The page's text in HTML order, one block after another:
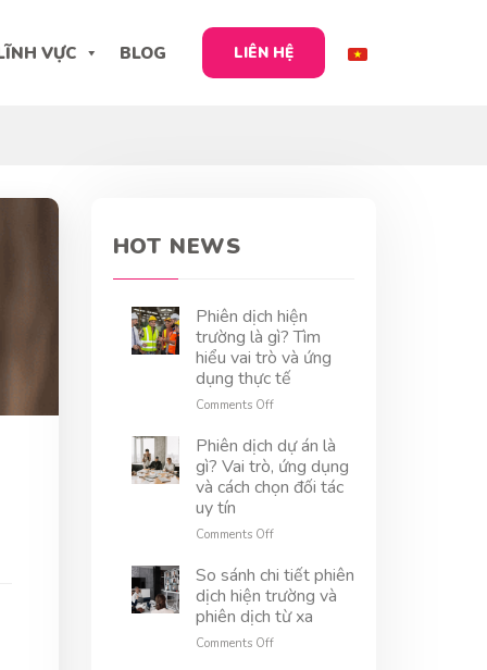
VỰC BLOG LIÊN HỆ
HOT NEWS
Phiên dịch hiện
trường là gì? Tìm
hiểu vai trò và ứng
dụng thực tế
Comments Offon
dịch
hiện
trường
là
Tìm
vai
trò
và
ứng
dụng
Phiên dịch dự án là
gì? Vai trò, ứng dụng
và cách chọn đối tác
uy tín
Comments Offon
dịch
dự
án
là
gì?
So sánh chi tiết phiên
dịch hiện trường và
phiên dịch từ xa
Comments Offon